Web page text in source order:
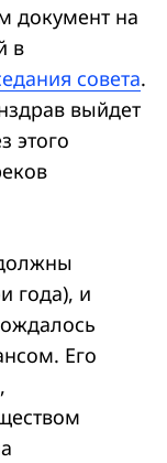
документ на
в
совета.
выйдет
этого
года), и
Его